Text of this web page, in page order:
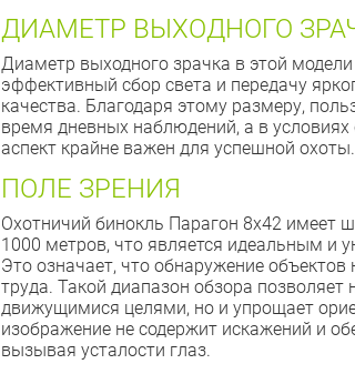
ДИАМЕТР ВЫХОДНОГО
Диаметр выходного зрачка в этой
эффективный сбор света и передачу
качества. Благодаря этому размеру,
время дневных наблюдений, а в
аспект крайне важен для успешной охоты.
ПОЛЕ ЗРЕНИЯ
Охотничий бинокль Парагон 8х42 имеет
1000 метров, что является идеальным и
Это означает, что обнаружение
труда. Такой диапазон обзора
движущимися целями, но и упрощает
изображение не содержит искажений и
вызывая усталости глаз.